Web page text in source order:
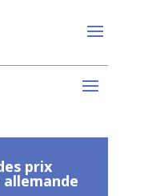
prix
allemande